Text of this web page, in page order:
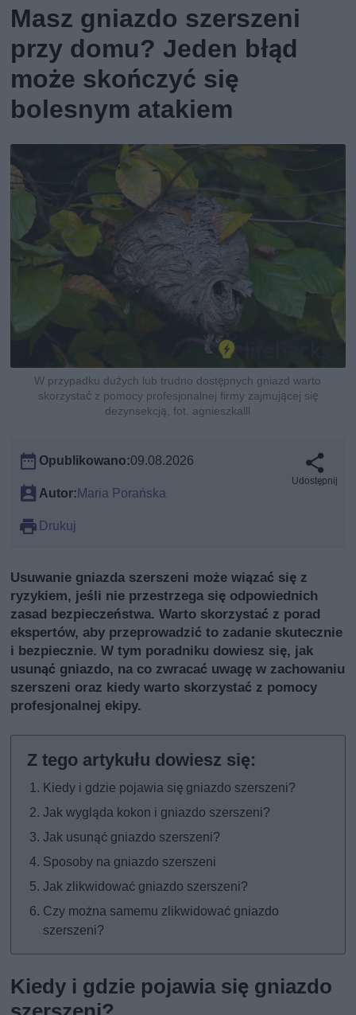
Masz gniazdo szerszeni
przy domu? Jeden błąd
może skończyć się
bolesnym atakiem
W przypadku dużych lub trudno dostępnych gniazd warto
skorzystać z pomocy profesjonalnej firmy zajmującej się
dezynsekcją, fot. agnieszkalll
Opublikowano:09.08.2026
Autor: Maria Porańska
Drukuj
Udostępnij
Usuwanie gniazda szerszeni może wiązać się z
ryzykiem, jeśli nie przestrzega się odpowiednich
zasad bezpieczeństwa. Warto skorzystać z porad
ekspertów, aby przeprowadzić to zadanie skutecznie
i bezpiecznie. W tym poradniku dowiesz się, jak
usunąć gniazdo, na co zwracać uwagę w zachowaniu
szerszeni oraz kiedy warto skorzystać z pomocy
profesjonalnej ekipy.
Kiedy i gdzie pojawia się gniazdo szerszeni?
Jak wygląda kokon i gniazdo szerszeni?
Jak usunąć gniazdo szerszeni?
Sposoby na gniazdo szerszeni
Jak zlikwidować gniazdo szerszeni?
Czy można samemu zlikwidować gniazdo
szerszeni?
Kiedy i gdzie pojawia się gniazdo